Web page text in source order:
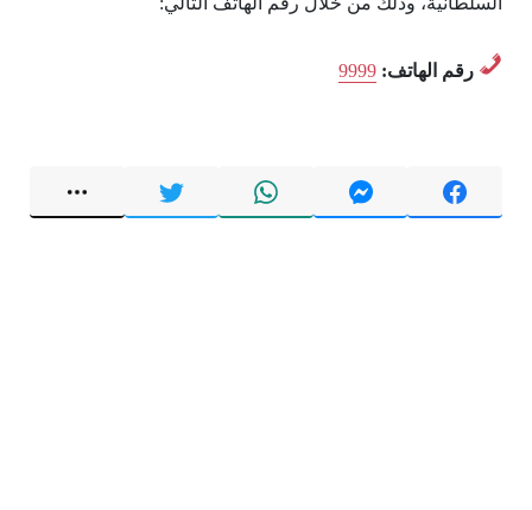
رقم الهاتف: 9999